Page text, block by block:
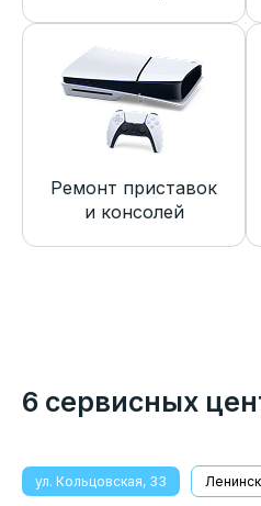
Ремонт приставок
и консолей
6 сервисных
ул. Кольцовская, 33